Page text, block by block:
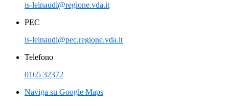
is-leinaudi@regione.vda.it
PEC
is-leinaudi@pec.regione.vda.it
Telefono
0165 32372
Naviga su Google Maps